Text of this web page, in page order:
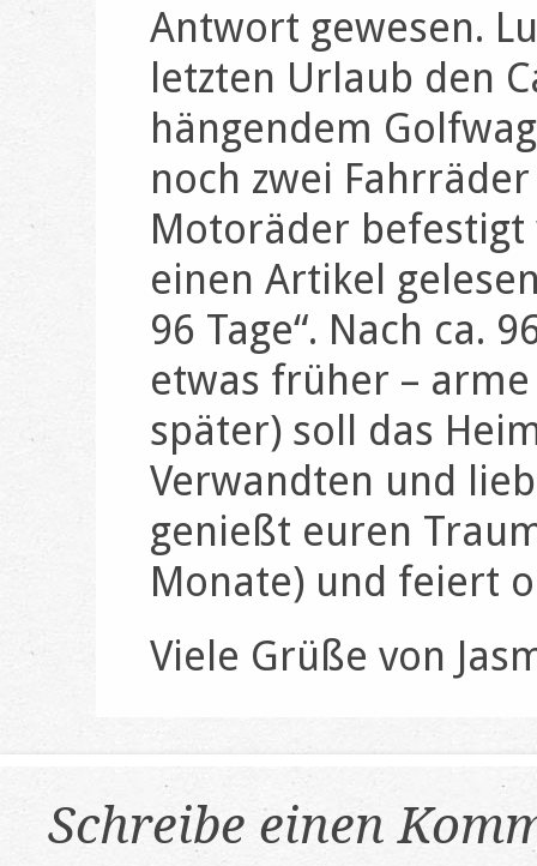
Antwort gewesen.
letzten Urlaub den
hängendem
noch zwei
Motoräder befestigt
einen Artikel
96 Tage“. Nach ca.
etwas früher –
später) soll das
Verwandten und
genießt euren
Monate) und feiert
Viele Grüße von
Schreibe einen